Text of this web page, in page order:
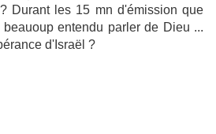
Durant les 15 mn d'émission que
entendu parler de Dieu ...
d'Israël ?